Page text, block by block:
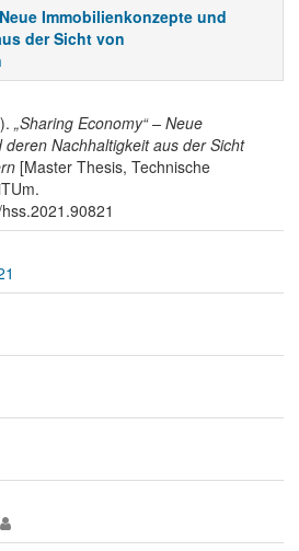
Immobilienkonzepte und
der Sicht von
„Sharing Economy“ – Neue
Nachhaltigkeit aus der Sicht
[Master Thesis, Technische